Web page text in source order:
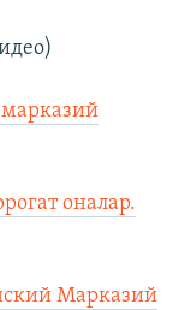
оналар.
Марказий